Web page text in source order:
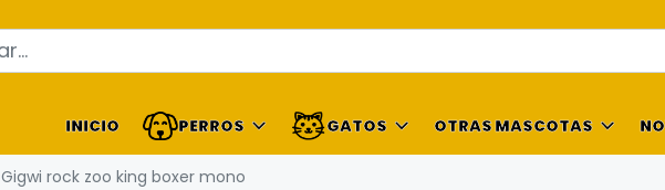
INICIO PERROS GATOS OTRAS MASCOTAS
Gigwi rock zoo king boxer mono